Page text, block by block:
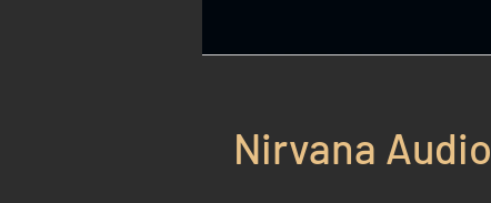
Nirvana Audio